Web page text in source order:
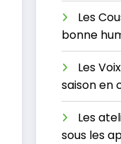
Les
bonne
Les
saison en
Les
sous les